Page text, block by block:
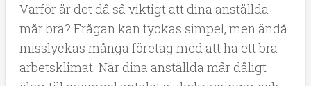
Varför är det då så viktigt att dina anställda
mår bra? Frågan kan tyckas simpel, men ändå
misslyckas många företag med att ha ett bra
arbetsklimat. När dina anställda mår dåligt